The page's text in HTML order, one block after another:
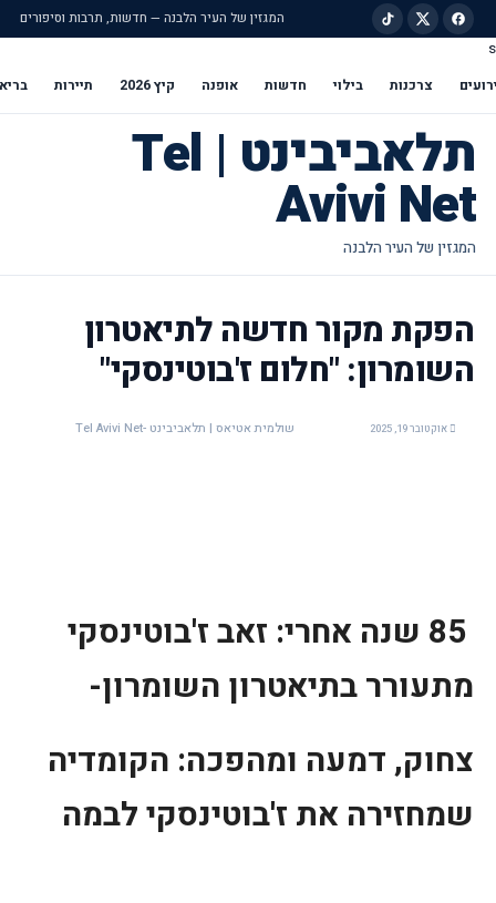
המגזין של העיר הלבנה — חדשות, תרבות וסיפורים
s
צרכנות בילוי חדשות אופנה קיץ 2026 תיירות
תלאביבינט | Tel
Avivi Net
הפקת מקור חדשה לתיאטרון
השומרון: "חלום ז'בוטינסקי"
אוקטובר 19, 2025 שולמית אטיאס | תלאביבינט -Tel Avivi Net
85 שנה אחרי: זאב ז'בוטינסקי
מתעורר בתיאטרון השומרון-
צחוק, דמעה ומהפכה: הקומדיה
שמחזירה את ז'בוטינסקי לבמה